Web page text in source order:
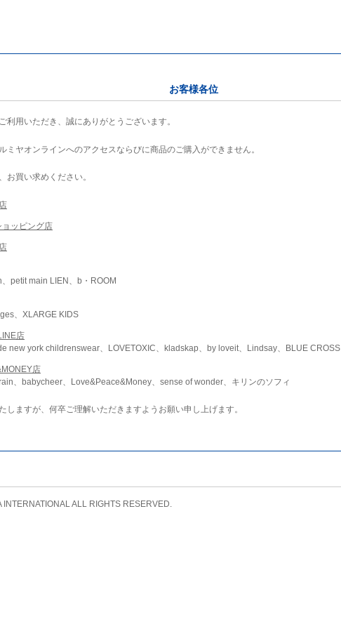
お客様各位
利用いただき、誠にありがとうございます。
ミヤオンラインへのアクセスならびに商品のご購入ができません。
お買い求めください。
ッピング店
petit main LIEN、b・ROOM
、XLARGE KIDS
店
new york childrenswear、LOVETOXIC、kladskap、by loveit、Lindsay、BLUE CROSS
店
、babycheer、Love&Peace&Money、sense of wonder、キリンのソフィ
しますが、何卒ご理解いただきますようお願い申し上げます。